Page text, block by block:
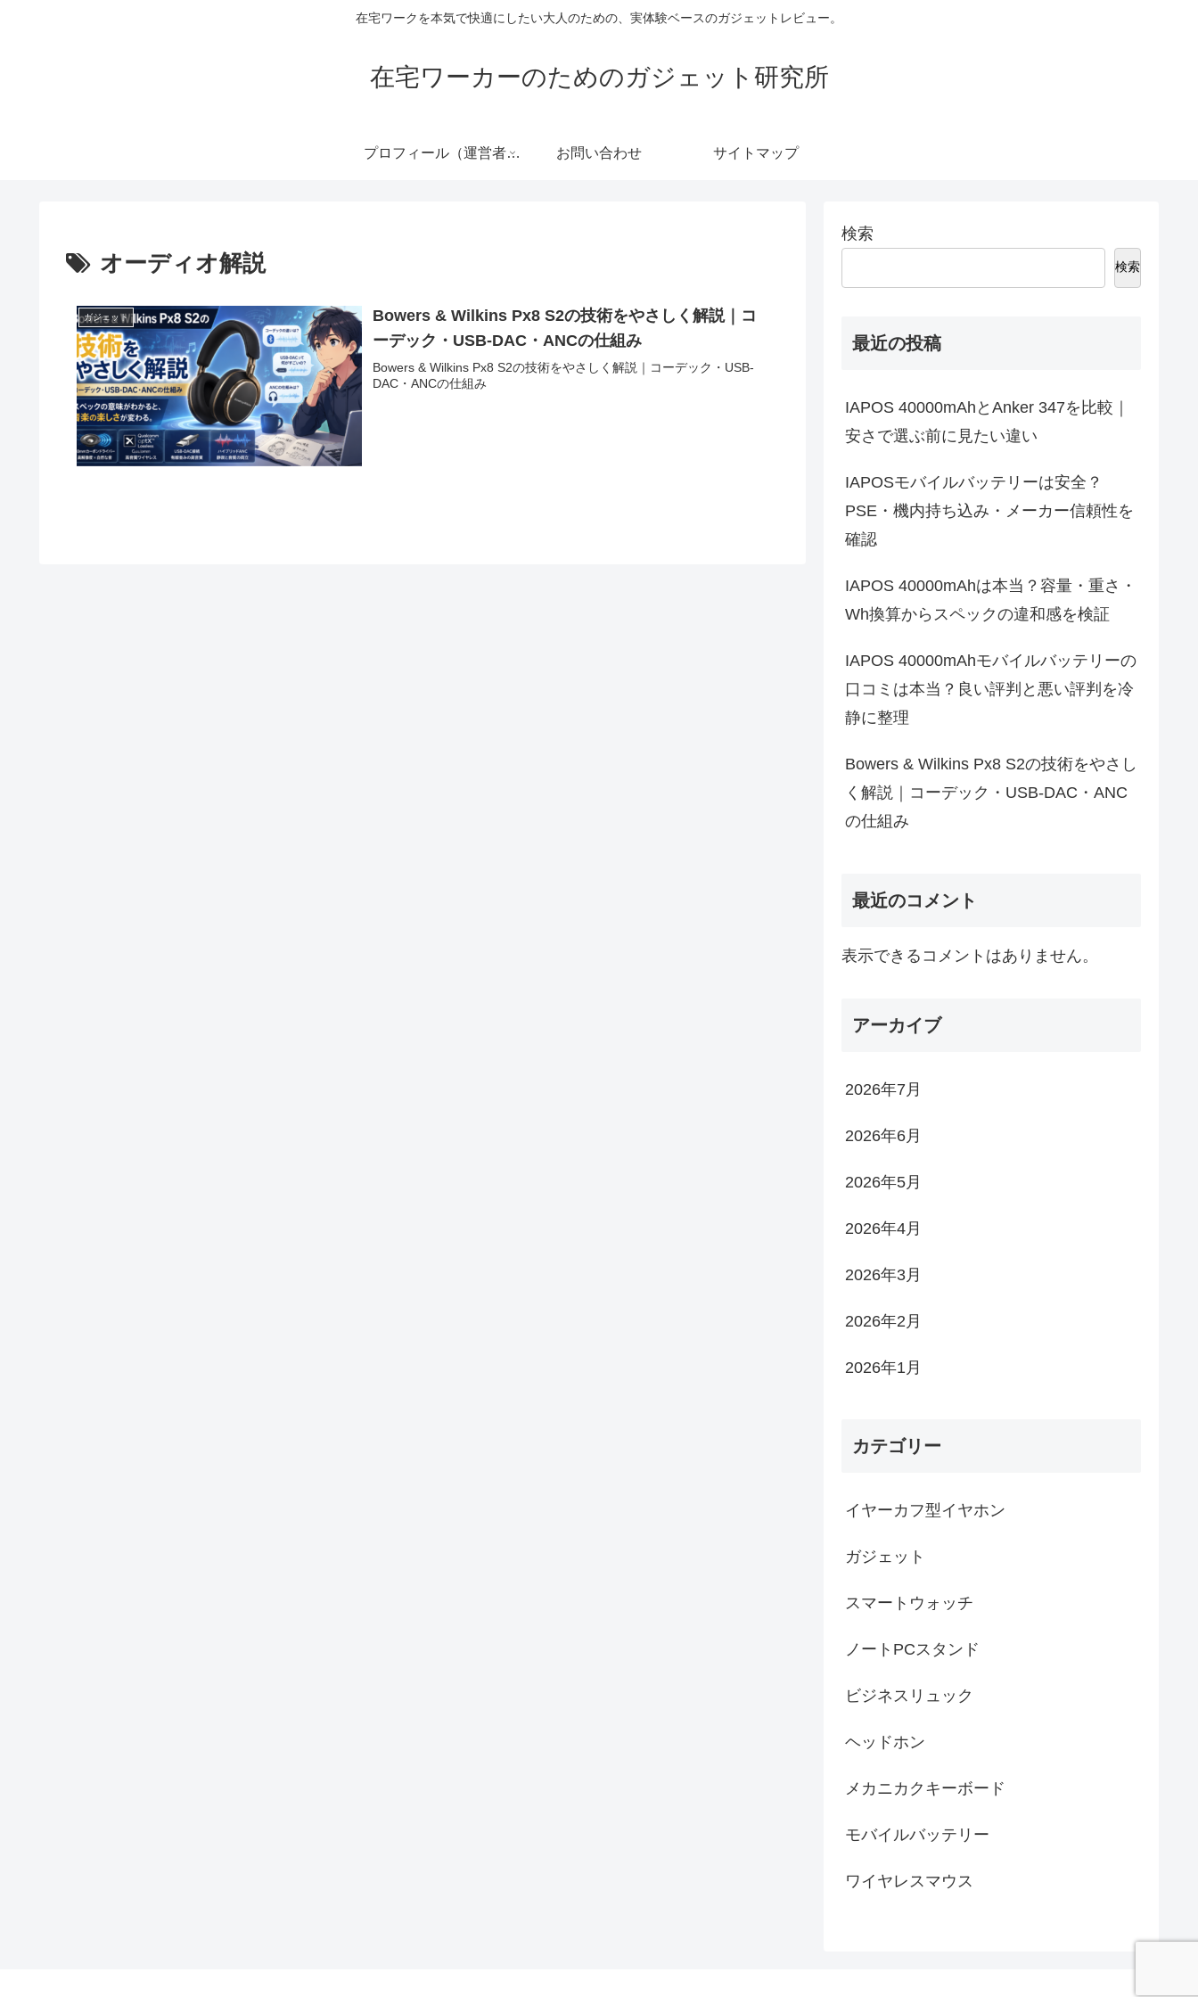
在宅ワークを本気で快適にしたい大人のための、実体験ベースのガジェットレビュー。
在宅ワーカーのためのガジェット研究所
プロフィール（運営者情報） お問い合わせ サイトマップ
オーディオ解説
ガジェット
Bowers & Wilkins Px8 S2の技術をやさしく解説｜コ
ーデック・USB-DAC・ANCの仕組み
Bowers & Wilkins Px8 S2の技術をやさしく解説｜コーデック・USB-
DAC・ANCの仕組み
検索
検索
最近の投稿
IAPOS 40000mAhとAnker 347を比較｜
安さで選ぶ前に見たい違い
IAPOSモバイルバッテリーは安全？
PSE・機内持ち込み・メーカー信頼性を
確認
IAPOS 40000mAhは本当？容量・重さ・
Wh換算からスペックの違和感を検証
IAPOS 40000mAhモバイルバッテリーの
口コミは本当？良い評判と悪い評判を冷
静に整理
Bowers & Wilkins Px8 S2の技術をやさし
く解説｜コーデック・USB-DAC・ANC
の仕組み
最近のコメント
表示できるコメントはありません。
アーカイブ
2026年7月
2026年6月
2026年5月
2026年4月
2026年3月
2026年2月
2026年1月
カテゴリー
イヤーカフ型イヤホン
ガジェット
スマートウォッチ
ノートPCスタンド
ビジネスリュック
ヘッドホン
メカニカクキーボード
モバイルバッテリー
ワイヤレスマウス